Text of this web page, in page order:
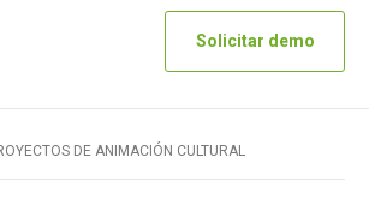
Solicitar demo
DE ANIMACIÓN CULTURAL